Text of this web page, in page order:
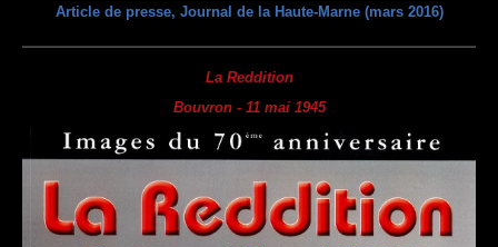
Article de presse, Journal de la Haute-Marne (mars 2016)
La Reddition
Bouvron - 11 mai 1945